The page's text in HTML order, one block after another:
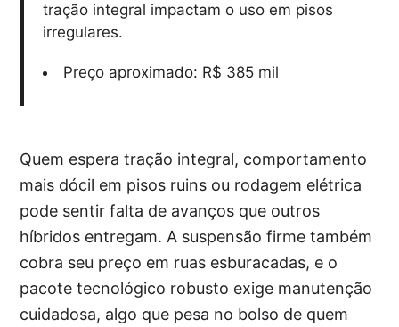
tração integral impactam o uso em pisos
irregulares.
Preço aproximado: R$ 385 mil
Quem espera tração integral, comportamento
mais dócil em pisos ruins ou rodagem elétrica
pode sentir falta de avanços que outros
híbridos entregam. A suspensão firme também
cobra seu preço em ruas esburacadas, e o
pacote tecnológico robusto exige manutenção
cuidadosa, algo que pesa no bolso de quem